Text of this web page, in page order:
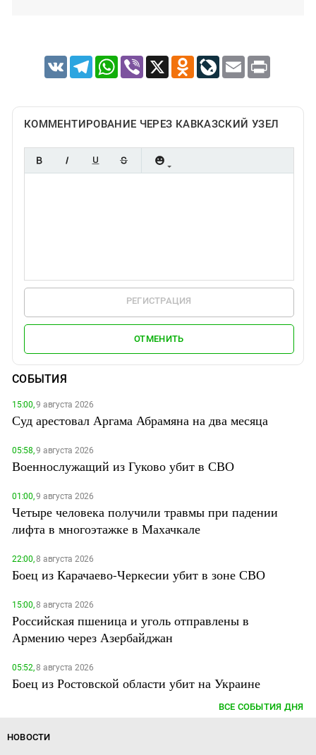
VK TelegramWhatsApp
Viber X Odnoklassniki
LiveJournal
Email Print
КОММЕНТИРОВАНИЕ ЧЕРЕЗ КАВКАЗСКИЙ УЗЕЛ
РЕГИСТРАЦИЯ
ОТМЕНИТЬ
СОБЫТИЯ
15:00,9 августа 2026
Суд арестовал Аргама Абрамяна на два месяца
05:58,9 августа 2026
Военнослужащий из Гуково убит в СВО
01:00,9 августа 2026
Четыре человека получили травмы при падении
лифта в многоэтажке в Махачкале
22:00,8 августа 2026
Боец из Карачаево-Черкесии убит в зоне СВО
15:00,8 августа 2026
Российская пшеница и уголь отправлены в
Армению через Азербайджан
05:52,8 августа 2026
Боец из Ростовской области убит на Украине
ВСЕ СОБЫТИЯ ДНЯ
НОВОСТИ